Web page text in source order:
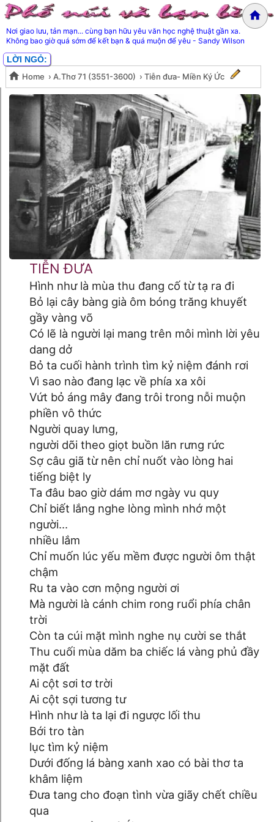
Nơi giao lưu, tản mạn... cùng bạn hữu yêu văn học nghệ thuật gần xa.
Không bao giờ quá sớm để kết bạn & quá muộn để yêu - Sandy Wilson
LỜI NGỎ:
Home › A.Thơ 71 (3551-3600) › Tiễn đưa- Miền Ký Ức
Tiễn đưa- Miền Ký Ức
TIỄN ĐƯA
Hình như là mùa thu đang cố từ tạ ra đi
Bỏ lại cây bàng già ôm bóng trăng khuyết
gầy vàng võ
Có lẽ là người lại mang trên môi mình lời yêu
dang dở
Bỏ ta cuối hành trình tìm kỷ niệm đánh rơi
Vì sao nào đang lạc về phía xa xôi
Vứt bỏ áng mây đang trôi trong nỗi muộn
phiền vô thức
Người quay lưng,
người dõi theo giọt buồn lăn rưng rức
Sợ câu giã từ nên chỉ nuốt vào lòng hai
tiếng biệt ly
Ta đâu bao giờ dám mơ ngày vu quy
Chỉ biết lắng nghe lòng mình nhớ một
người...
nhiều lắm
Chỉ muốn lúc yếu mềm được người ôm thật
chậm
Ru ta vào cơn mộng người ơi
Mà người là cánh chim rong ruổi phía chân
trời
Còn ta cúi mặt mình nghe nụ cười se thắt
Thu cuối mùa dăm ba chiếc lá vàng phủ đầy
mặt đất
Ai cột sơi tơ trời
Ai cột sợi tương tư
Hình như là ta lại đi ngược lối thu
Bới tro tàn
lục tìm kỷ niệm
Dưới đống lá bàng xanh xao có bài thơ ta
khâm liệm
Đưa tang cho đoạn tình vừa giãy chết chiều
qua